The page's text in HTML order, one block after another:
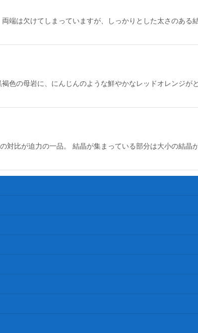
端は欠けてしまっていますが、しっかりとした太さのある
色の母岩に、にんじんのような鮮やかなレッドオレンジが
対比が迫力の一品。 結晶が集まっている部分は大小の結晶